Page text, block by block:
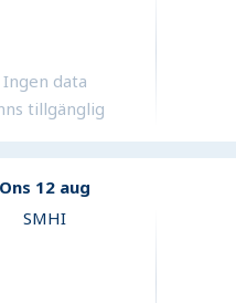
Ingen data
tillgänglig
Ons 12 aug
SMHI